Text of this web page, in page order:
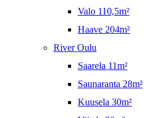
Valo 110,5m²
Haave 204m²
River Oulu
Saarela 11m²
Saunaranta 28m²
Kuusela 30m²